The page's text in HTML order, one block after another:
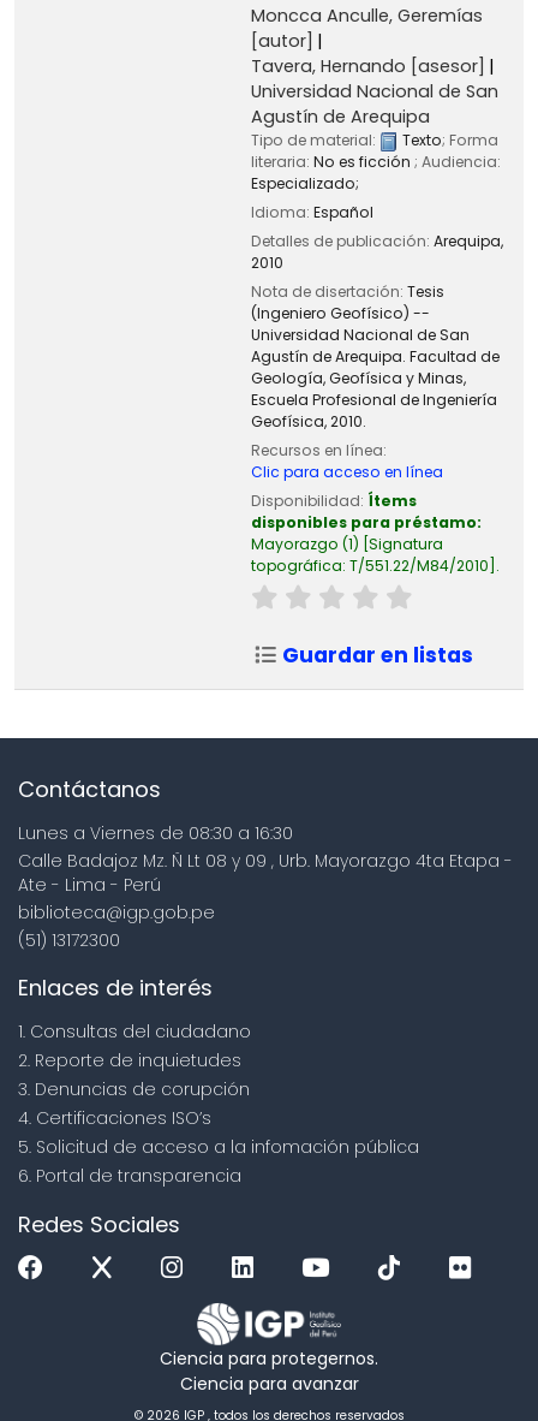
Moncca Anculle, Geremías
[autor]
Tavera, Hernando [asesor]
Universidad Nacional de San
Agustín de Arequipa
Tipo de material: Texto; Forma
literaria: No es ficción ; Audiencia:
Especializado;
Idioma: Español
Detalles de publicación: Arequipa,
2010
Nota de disertación: Tesis
(Ingeniero Geofísico) --
Universidad Nacional de San
Agustín de Arequipa. Facultad de
Geología, Geofísica y Minas,
Escuela Profesional de Ingeniería
Geofísica, 2010.
Recursos en línea:
Clic para acceso en línea
Disponibilidad: Ítems
disponibles para préstamo:
Mayorazgo (1) Signatura
topográfica: T/551.22/M84/2010 .
Guardar en listas
Contáctanos
Lunes a Viernes de 08:30 a 16:30
Calle Badajoz Mz. Ñ Lt 08 y 09 , Urb. Mayorazgo 4ta Etapa -
Ate - Lima - Perú
biblioteca@igp.gob.pe
(51) 13172300
Enlaces de interés
1. Consultas del ciudadano
2. Reporte de inquietudes
3. Denuncias de corupción
4. Certificaciones ISO’s
5. Solicitud de acceso a la infomación pública
6. Portal de transparencia
Redes Sociales
Ciencia para protegernos.
Ciencia para avanzar
© 2026 IGP , todos los derechos reservados